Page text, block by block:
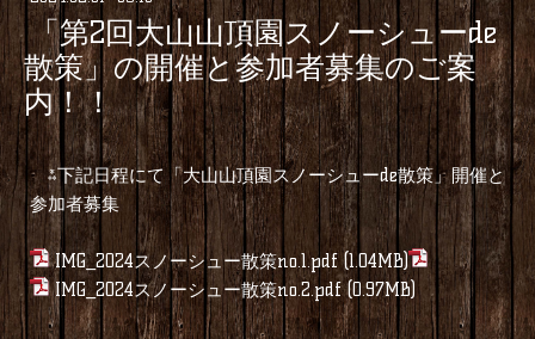
「第2回大山山頂園スノーシューde
散策」の開催と参加者募集のご案
内！！
⁂下記日程にて「大山山頂園スノーシューde散策」開催と
参加者募集
IMG_2024スノーシュー散策no.1.pdf (1.04MB)
IMG_2024スノーシュー散策no.2.pdf (0.97MB)